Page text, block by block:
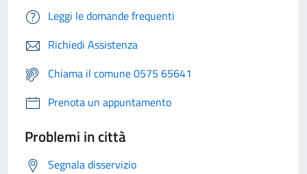
Leggi le domande frequenti
Richiedi Assistenza
Chiama il comune 0575 65641
Prenota un appuntamento
Problemi in città
Segnala disservizio